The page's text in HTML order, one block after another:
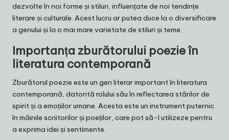
dezvolte în noi forme și stiluri, influențate de noi tendințe
literare și culturale. Acest lucru ar putea duce la o diversificare
a genului și la o mai mare varietate de stiluri și teme.
Importanța zburătorului poezie în
literatura contemporană
Zburătorul poezie este un gen literar important în literatura
contemporană, datorită rolului său în reflectarea stărilor de
spirit și a emoțiilor umane. Acesta este un instrument puternic
în mâinile scriitorilor și poeților, care pot să-l utilizeze pentru
a exprima idei și sentimente.